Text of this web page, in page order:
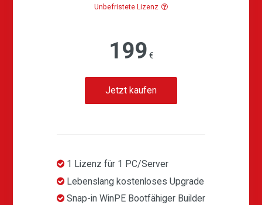
Unbefristete Lizenz
199 €
Jetzt kaufen
1 Lizenz für 1 PC/Server
Lebenslang kostenloses Upgrade
Snap-in WinPE Bootfähiger Builder